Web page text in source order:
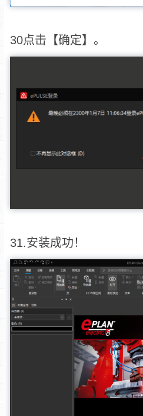
30点击【确定】。
31.安装成功！